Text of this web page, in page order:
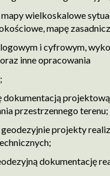
wielkoskalowe
mapę
i cyfrowym,
inne opracowania
dokumentacją
przestrzennego terenu;
projekty
dokumentację